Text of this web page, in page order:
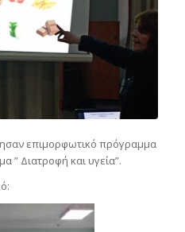
επιμορφωτικό πρόγραμμα
” Διατροφή και υγεία”.